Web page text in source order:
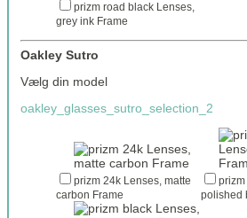
prizm road black Lenses,
grey ink Frame
Oakley Sutro
Vælg din model
oakley_glasses_sutro_selection_2
prizm 24k Lenses, matte
carbon Frame
prizm
polished